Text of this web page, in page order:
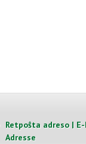
Retpoŝta adreso |
Adresse